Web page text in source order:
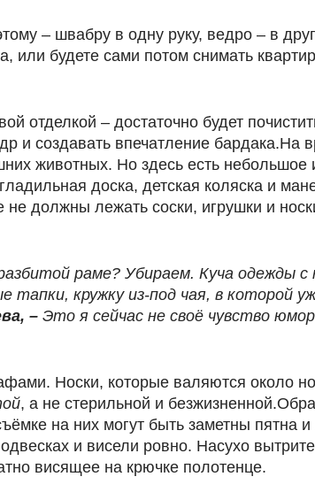
– швабру в одну руку, ведро – в
будете сами потом снимать
отделкой – достаточно будет
и создавать впечатление
животных. Но здесь есть
доска, детская коляска и
не должны лежать соски, игрушки и
раме? Убираем. Куча одежды
кружку из-под чая, в которой
– Это я сейчас не своё чувство
Носки, которые валяются около
, а не стерильной и
на них могут быть заметны пятна
и висели ровно. Насухо
висящее на крючке полотенце.